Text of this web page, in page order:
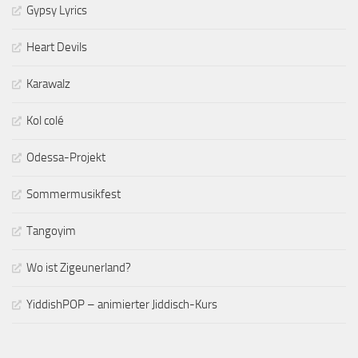
Gypsy Lyrics
Heart Devils
Karawalz
Kol colé
Odessa-Projekt
Sommermusikfest
Tangoyim
Wo ist Zigeunerland?
YiddishPOP – animierter Jiddisch-Kurs